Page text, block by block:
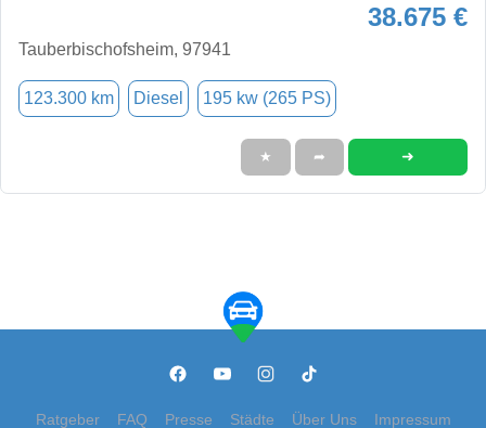
38.675 €
Tauberbischofsheim, 97941
123.300 km Diesel 195 kw (265 PS)
★ ➦ ➜
Ratgeber FAQ Presse Städte Über Uns Impressum